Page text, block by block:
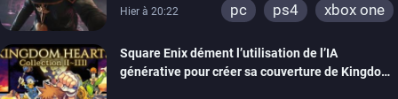
Hier à 20:22 pc ps4 xbox one
Square Enix dément l’utilisation de l’IA
générative pour créer sa couverture de Kingdom